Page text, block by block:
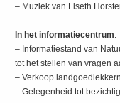
– Muziek van Liseth
In het informatiecentrum:
– Informatiestand van
tot het stellen van vragen
– Verkoop
– Gelegenheid tot